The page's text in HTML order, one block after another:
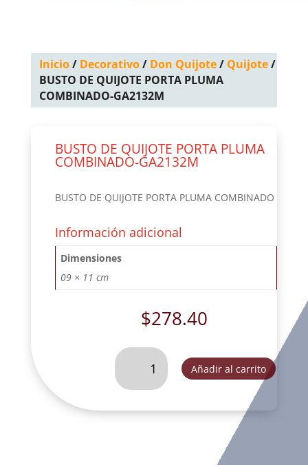
Inicio/ Decorativo/ Don Quijote/ Quijote/
BUSTO DE QUIJOTE PORTA PLUMA
COMBINADO-GA2132M
BUSTO DE QUIJOTE PORTA PLUMA
COMBINADO-GA2132M
BUSTO DE QUIJOTE PORTA PLUMA COMBINADO
Información adicional
Dimensiones
09 × 11 cm
$278.40
BUSTO
QUIJOTE
PLUMA
Añadir al carrito